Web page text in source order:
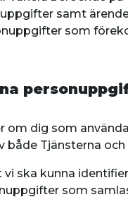
samt
som
om dig som
både Tjänsterna och
ska kunna
som